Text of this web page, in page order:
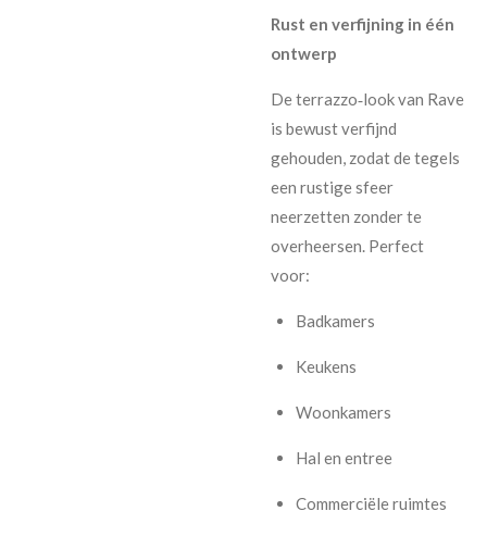
Rust en verfijning in één
ontwerp
De terrazzo‑look van Rave
is bewust verfijnd
gehouden, zodat de tegels
een rustige sfeer
neerzetten zonder te
overheersen. Perfect
voor:
Badkamers
Keukens
Woonkamers
Hal en entree
Commerciële ruimtes